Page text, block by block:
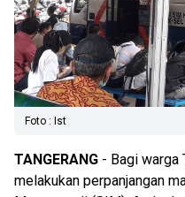
Foto : Ist
TANGERANG - Bagi warga
melakukan perpanjangan